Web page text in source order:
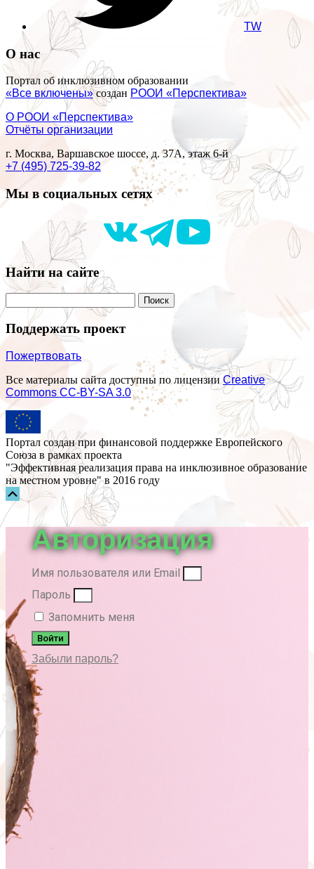
TW
О нас
Портал об инклюзивном образовании
«Все включены»создан РООИ «Перспектива»
О РООИ «Перспектива»
Отчёты организации
г. Москва, Варшавское шоссе, д. 37А, этаж 6-й
+7 (495) 725-39-82
Мы в социальных сетях
Найти на сайте
Поддержать проект
Пожертвовать
Все материалы сайта доступны по лицензииCreative
Commons СС-BY-SA 3.0
Портал создан при финансовой поддержке Европейского
Союза в рамках проекта
"Эффективная реализация права на инклюзивное образование
на местном уровне" в 2016 году
Прокрутка
вверх
Авторизация
Имя пользователя или Email
Пароль
Запомнить меня
Войти
Забыли пароль?